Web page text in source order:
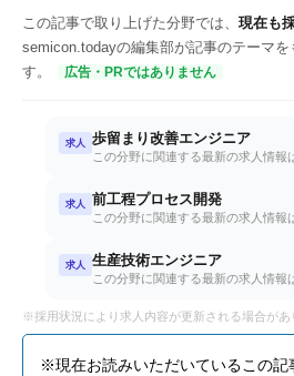
この記事で取り上げた分野では、 現在も
semicon.todayの編集部が記事のテーマ
す。
広告・PRではありません
求人 歩留まり改善エンジニア
この分野に関連する最新の求人情報
求人 前工程プロセス開発
この分野に関連する最新の求人情報
求人 生産技術エンジニア
この分野に関連する最新の求人情報
※採用状況により求人内容が更新される場合があ
※現在お読みいただいているこの記